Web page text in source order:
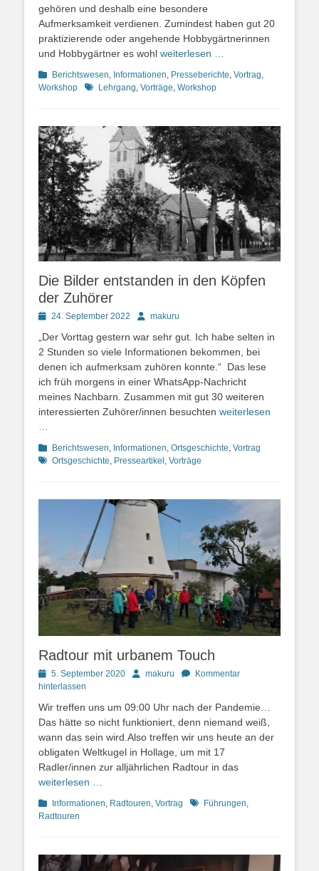
gehören und deshalb eine besondere
Aufmerksamkeit verdienen. Zumindest haben gut 20
praktizierende oder angehende Hobbygärtnerinnen
und Hobbygärtner es wohl weiterlesen …
Kategorien
Berichtswesen Informationen Presseberichte Vortrag
Workshop
Schlagworte
Lehrgang Vorträge Workshop
Die Bilder entstanden in den Köpfen
der Zuhörer
Posted24. September 2022 Autormakuru
„Der Vorttag gestern war sehr gut. Ich habe selten in
2 Stunden so viele Informationen bekommen, bei
denen ich aufmerksam zuhören konnte.“ Das lese
ich früh morgens in einer WhatsApp-Nachricht
meines Nachbarn. Zusammen mit gut 30 weiteren
interessierten Zuhörer/innen besuchten weiterlesen
…
Kategorien
Berichtswesen, Informationen, Ortsgeschichte, Vortrag
Ortsgeschichte, Presseartikel , Vorträge
Radtour mit urbanem Touch
Posted
on
5. September 2020 Autormakuru
Kommentar
hinterlassen
Wir treffen uns um 09:00 Uhr nach der Pandemie…
Das hätte so nicht funktioniert, denn niemand weiß,
wann das sein wird.Also treffen wir uns heute an der
obligaten Weltkugel in Hollage, um mit 17
Radler/innen zur alljährlichen Radtour in das
weiterlesen …
Kategorien
Informationen Radtouren Vortrag Schlagworte
Führungen
Radtouren